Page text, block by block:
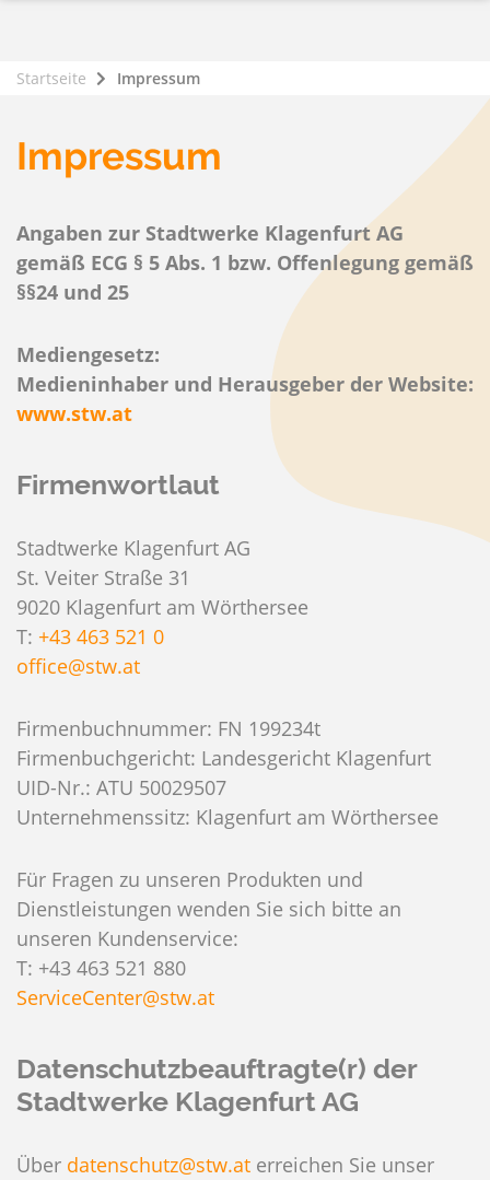
Startseite Impressum
Impressum
Angaben zur Stadtwerke Klagenfurt AG
gemäß ECG § 5 Abs. 1 bzw. Offenlegung gemäß
§§24 und 25
Mediengesetz:
Medieninhaber und Herausgeber der Website:
www.stw.at
Firmenwortlaut
Stadtwerke Klagenfurt AG
St. Veiter Straße 31
9020 Klagenfurt am Wörthersee
T: +43 463 521 0
office@stw.at
Firmenbuchnummer: FN 199234t
Firmenbuchgericht: Landesgericht Klagenfurt
UID-Nr.: ATU 50029507
Unternehmenssitz: Klagenfurt am Wörthersee
Für Fragen zu unseren Produkten und
Dienstleistungen wenden Sie sich bitte an
unseren Kundenservice:
T: +43 463 521 880
ServiceCenter@stw.at
Datenschutzbeauftragte(r) der
Stadtwerke Klagenfurt AG
Über datenschutz@stw.at erreichen Sie unser